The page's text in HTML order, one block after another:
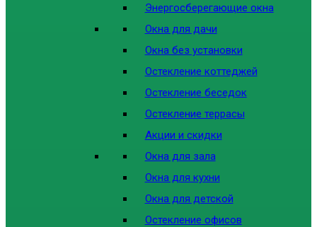
Энергосберегающие окна
Окна для дачи
Окна без установки
Остекление коттеджей
Остекление беседок
Остекление террасы
Акции и скидки
Окна для зала
Окна для кухни
Окна для детской
Остекление офисов